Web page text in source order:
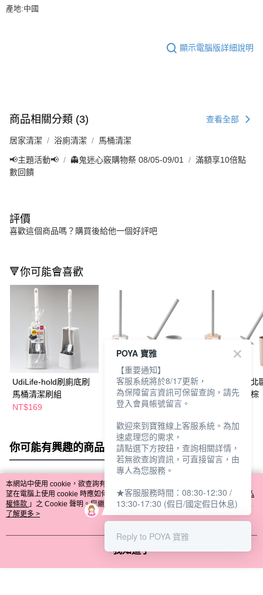
產地:中國
顯示電腦版詳細說明
商品相關分類 (3) 查看全部
居家清潔 浴廁清潔 馬桶清潔
📢主題活動📢 👻鬼迷心竅購物祭 08/05-09/01
滿額享10倍點
數回饋
評價
喜歡這個商品嗎？購買後給他一個好評吧
🔻你可能會喜歡
UdiLife-hold刷廁底刷
馬桶清潔刷組
NT$169
UdiLife hold刷北歐極
簡馬桶球刷組-白
NT$149
UdiLife hold刷北
簡馬桶球刷組-棕
你可能有興趣的商品 全站排行
熱門標籤
本網站中使用 cookie，欲查詢有關本網站使用 cookie 方式之詳情，及若您不希
望在電腦上使用 cookie 時應如何變更電腦的 cookie 設定，請參閱本網站「
隱私
權條款 」之 Cookie 聲明。您繼續使用本網站即表示您同意本公司得按本網站使
用條款之 Cookie 聲明使用 cookie。
了解更多 >
我知道了
POYA 寶雅
【重要通知】
客服系統將於8/17更新，
為保障留言資訊可保留查詢，請先
登入會員帳號留言。
歡迎來到寶雅線上客服系統。為加
速處理您的需求，
請點選下方按鈕，查詢相關詳情，
若無欲查詢資訊，可直接留言，由
專人為您服務。
★客服服務時間：08:30-12:30 /
13:30-17:30 (假日/國定假日休息)
Reply to POYA 寶雅